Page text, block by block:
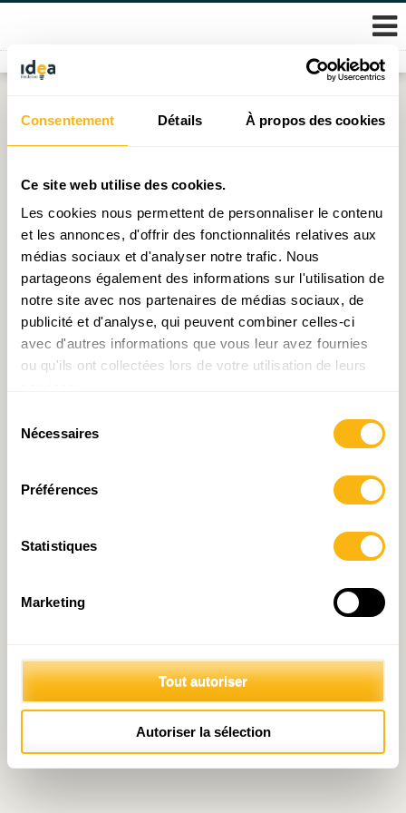
Consentement Détails À propos des cookies
Ce site web utilise des cookies.
Les cookies nous permettent de personnaliser le contenu
et les annonces, d'offrir des fonctionnalités relatives aux
médias sociaux et d'analyser notre trafic. Nous
partageons également des informations sur l'utilisation de
notre site avec nos partenaires de médias sociaux, de
publicité et d'analyse, qui peuvent combiner celles-ci
avec d'autres informations que vous leur avez fournies
ou qu'ils ont collectées lors de votre utilisation de leurs
Nécessaires
Préférences
Statistiques
Marketing
Tout autoriser
Autoriser la sélection
Skip
content
Nothing Found
It seems we can’t find what you’re looking for.
Perhaps searching can help.
Rechercher :
© 2026 Fondation IDEA